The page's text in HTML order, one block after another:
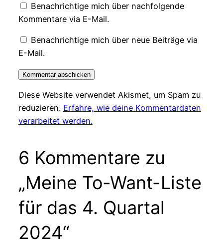
Benachrichtige mich über nachfolgende
Kommentare via E-Mail.
Benachrichtige mich über neue Beiträge via
E-Mail.
Diese Website verwendet Akismet, um Spam zu
reduzieren. Erfahre, wie deine Kommentardaten
verarbeitet werden.
6 Kommentare zu
„Meine To-Want-Liste
für das 4. Quartal
2024“